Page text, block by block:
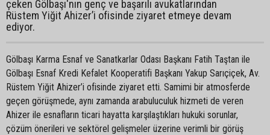
çeken Gölbaşı'nın genç ve başarılı avukatlarından
Rüstem Yiğit Ahizer’i ofisinde ziyaret etmeye devam
ediyor.
Gölbaşı Karma Esnaf ve Sanatkarlar Odası Başkanı Fatih Taştan ile
Gölbaşı Esnaf Kredi Kefalet Kooperatifi Başkanı Yakup Sarıçiçek, Av.
Rüstem Yiğit Ahizer’i ofisinde ziyaret etti. Samimi bir atmosferde
geçen görüşmede, aynı zamanda arabuluculuk hizmeti de veren
Ahizer ile esnafların ticari hayatta karşılaştıkları hukuki sorunlar,
çözüm önerileri ve sektörel gelişmeler üzerine verimli bir görüş